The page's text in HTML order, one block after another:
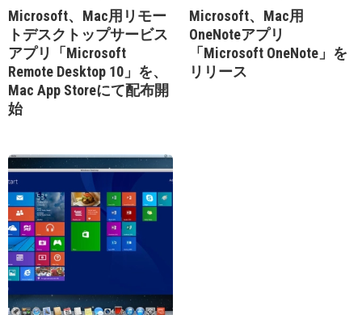
Microsoft、Mac用リモー
トデスクトップサービス
アプリ「Microsoft
Remote Desktop 10」を、
Mac App Storeにて配布開
始
Microsoft、Mac用
OneNoteアプリ
「Microsoft OneNote」を
リリース